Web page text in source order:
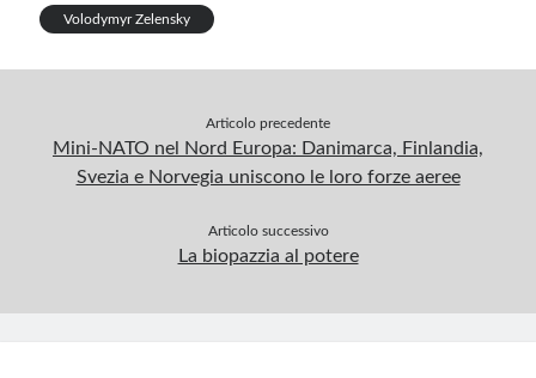
Volodymyr Zelensky
Articolo precedente
Mini-NATO nel Nord Europa: Danimarca, Finlandia,
Svezia e Norvegia uniscono le loro forze aeree
Articolo successivo
La biopazzia al potere